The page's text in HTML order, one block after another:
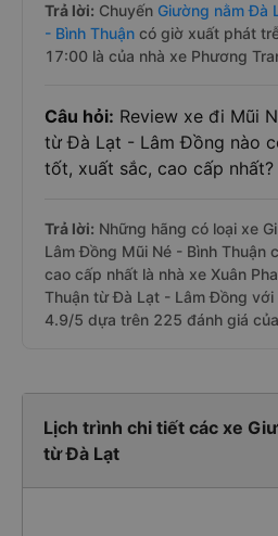
Trả lời: Chuyến Giường nằm Đà
- Bình Thuận có giờ xuất phát
17:00 là của nhà xe Phương
Câu hỏi: Review xe đi Mũi
từ Đà Lạt - Lâm Đồng nào
tốt, xuất sắc, cao cấp nhất?
Trả lời: Những hãng có loại xe
Lâm Đồng Mũi Né - Bình Thuận
cao cấp nhất là nhà xe Xuân
Thuận từ Đà Lạt - Lâm Đồng
4.9/5 dựa trên 225 đánh giá
Lịch trình chi tiết các xe
từ Đà Lạt